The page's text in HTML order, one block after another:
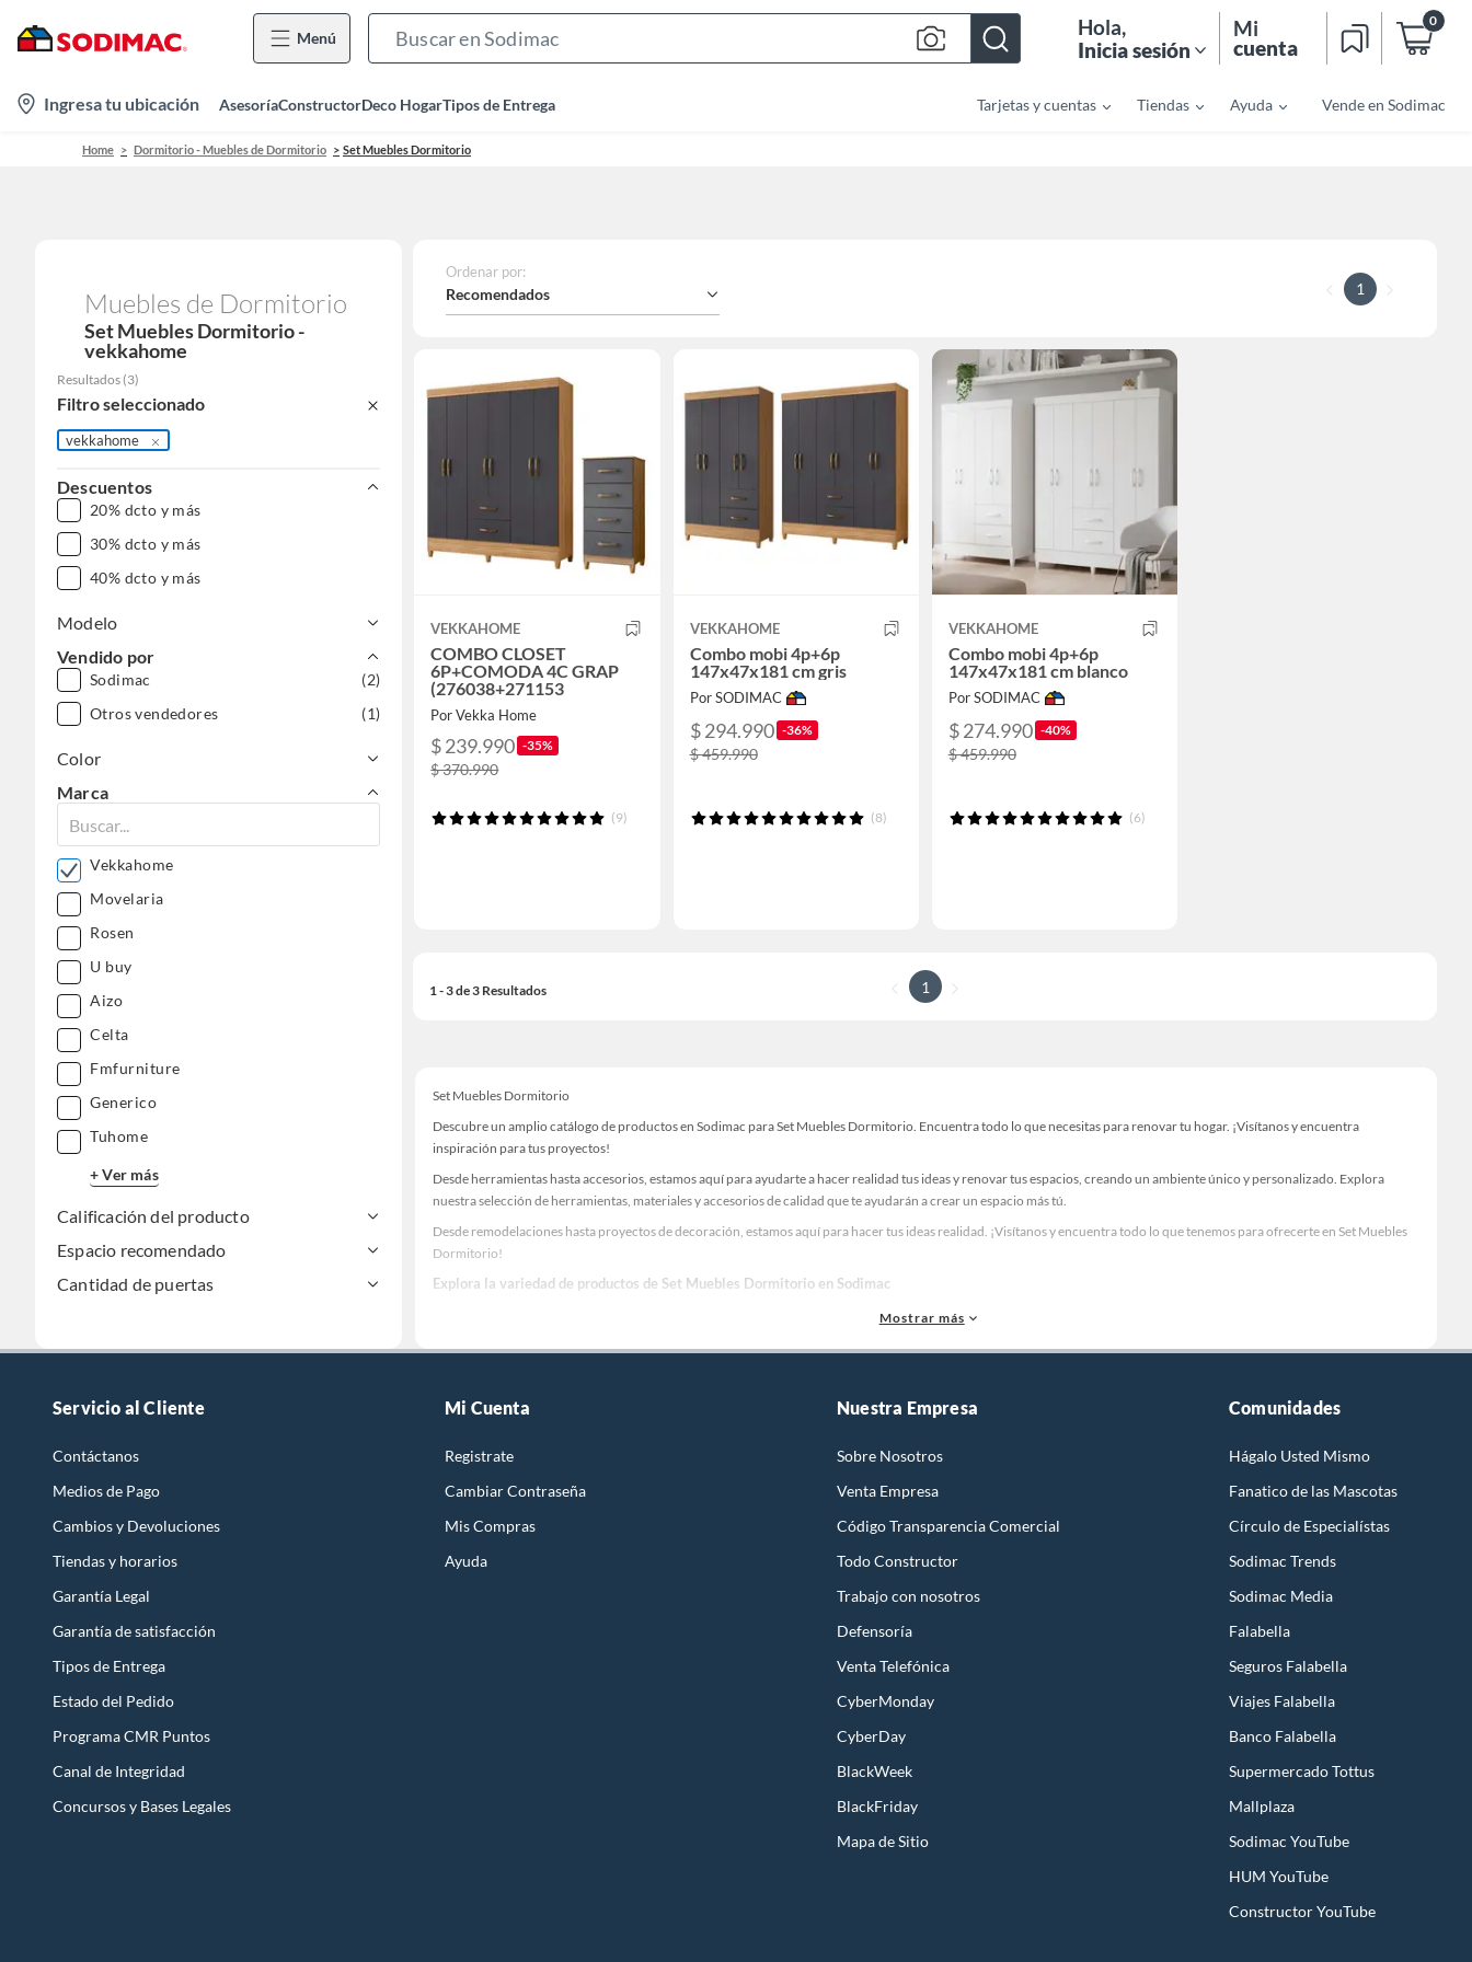
Menú
Bar
Hola,
Inicia sesión
Mi
cuenta
0
location-
icon
Ingresa tu ubicación AsesoríaConstructorDeco HogarTipos de Entrega Tarjetas y cuentas Tiendas Ayuda Vende en Sodimac
Home Dormitorio - Muebles de Dormitorio Set Muebles Dormitorio
Muebles de Dormitorio
Set Muebles Dormitorio -
vekkahome
Resultados (3)
Filtro seleccionado
vekkahome
Descuentos
20% dcto y más
30% dcto y más
40% dcto y más
Modelo
Vendido por
Sodimac
(2)
Otros vendedores
(1)
Color
Marca
Vekkahome
Movelaria
Rosen
U buy
Aizo
Celta
Fmfurniture
Generico
Tuhome
+ Ver más
Calificación del producto
Espacio recomendado
Cantidad de puertas
Ordenar por:
Recomendados 1
VEKKAHOME
COMBO CLOSET
6P+COMODA 4C GRAP
(276038+271153
Por Vekka Home
$ 239.990 -35%
$ 370.990
(9)
VEKKAHOME
Combo mobi 4p+6p
147x47x181 cm gris
Por SODIMAC
$ 294.990 -36%
$ 459.990
(8)
VEKKAHOME
Combo mobi 4p+6p
147x47x181 cm blanco
Por SODIMAC
$ 274.990 -40%
$ 459.990
(6)
1 - 3 de 3 Resultados 1
Set Muebles Dormitorio
Descubre un amplio catálogo de productos en Sodimac para Set Muebles Dormitorio. Encuentra todo lo que necesitas para renovar tu hogar. ¡Visítanos y encuentra
inspiración para tus proyectos!
Desde herramientas hasta accesorios, estamos aquí para ayudarte a hacer realidad tus ideas y renovar tus espacios, creando un ambiente único y personalizado. Explora
nuestra selección de herramientas, materiales y accesorios de calidad que te ayudarán a crear un espacio más tú.
Desde remodelaciones hasta proyectos de decoración, estamos aquí para hacer tus ideas realidad. ¡Visítanos y encuentra todo lo que tenemos para ofrecerte en Set Muebles
Dormitorio!
Explora la variedad de productos de Set Muebles Dormitorio en Sodimac
Herramientas, materiales y accesorios de calidad para tus proyectos y renovación de espacios. ¡Visítanos y descubre todo lo que tenemos para ofrecerte!
Encuentra una amplia variedad de productos de Set Muebles Dormitorio en Sodimac. Encuentra todo lo necesario para tus proyectos de renovación y decoración. ¡Visítanos
Mostrar más
Servicio al Cliente
Contáctanos
Medios de Pago
Cambios y Devoluciones
Tiendas y horarios
Garantía Legal
Garantía de satisfacción
Tipos de Entrega
Estado del Pedido
Programa CMR Puntos
Canal de Integridad
Concursos y Bases Legales
Mi Cuenta
Registrate
Cambiar Contraseña
Mis Compras
Ayuda
Nuestra Empresa
Sobre Nosotros
Venta Empresa
Código Transparencia Comercial
Todo Constructor
Trabajo con nosotros
Defensoría
Venta Telefónica
CyberMonday
CyberDay
BlackWeek
BlackFriday
Mapa de Sitio
Comunidades
Hágalo Usted Mismo
Fanatico de las Mascotas
Círculo de Especialístas
Sodimac Trends
Sodimac Media
Falabella
Seguros Falabella
Viajes Falabella
Banco Falabella
Supermercado Tottus
Mallplaza
Sodimac YouTube
HUM YouTube
Constructor YouTube